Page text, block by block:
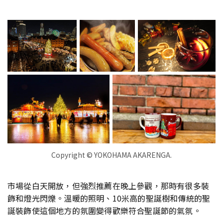
Copyright © YOKOHAMA AKARENGA.
市場從白天開放，但強烈推薦在晚上參觀，那時有很多裝
飾和燈光閃爍。溫暖的照明、10米高的聖誕樹和傳統的聖
誕裝飾使這個地方的氛圍變得歡樂符合聖誕節的氣氛。